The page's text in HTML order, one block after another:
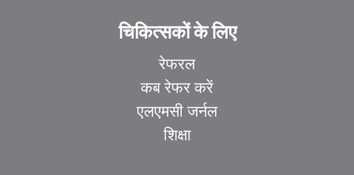
चिकित्सकों के लिए
रेफरल
कब रेफर करें
एलएमसी जर्नल
शिक्षा